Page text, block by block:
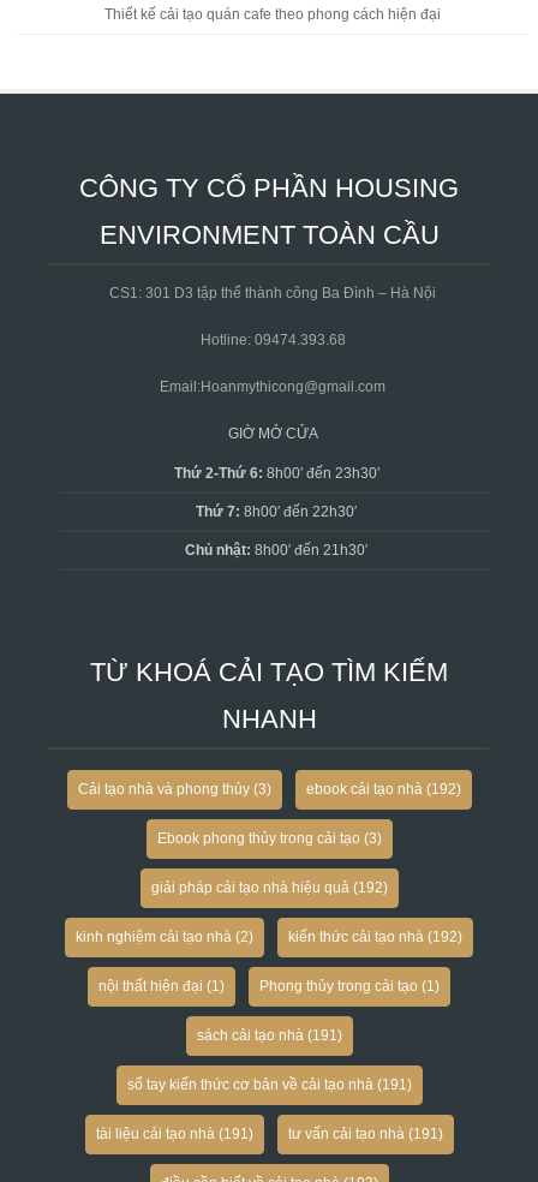
Thiết kế cải tạo quán cafe theo phong cách hiện đại
CÔNG TY CỔ PHẦN HOUSING
ENVIRONMENT TOÀN CẦU
CS1: 301 D3 tập thể thành công Ba Đình – Hà Nội
Hotline: 09474.393.68
Email:Hoanmythicong@gmail.com
GIỜ MỞ CỬA
Thứ 2-Thứ 6: 8h00′ đến 23h30′
Thứ 7: 8h00′ đến 22h30′
Chủ nhật: 8h00′ đến 21h30′
TỪ KHOÁ CẢI TẠO TÌM KIẾM
NHANH
Cải tạo nhà và phong thủy(3) ebook cải tạo nhà(192)
Ebook phong thủy trong cải tạo (3)
giải pháp cải tạo nhà hiệu quả(192)
kinh nghiệm cải tạo nhà (2) kiến thức cải tạo nhà (192)
nội thất hiện đại (1) Phong thủy trong cải tạo (1)
sách cải tạo nhà(191)
sổ tay kiến thức cơ bản về cải tạo nhà(191)
tài liệu cải tạo nhà(191) tư vấn cải tạo nhà(191)